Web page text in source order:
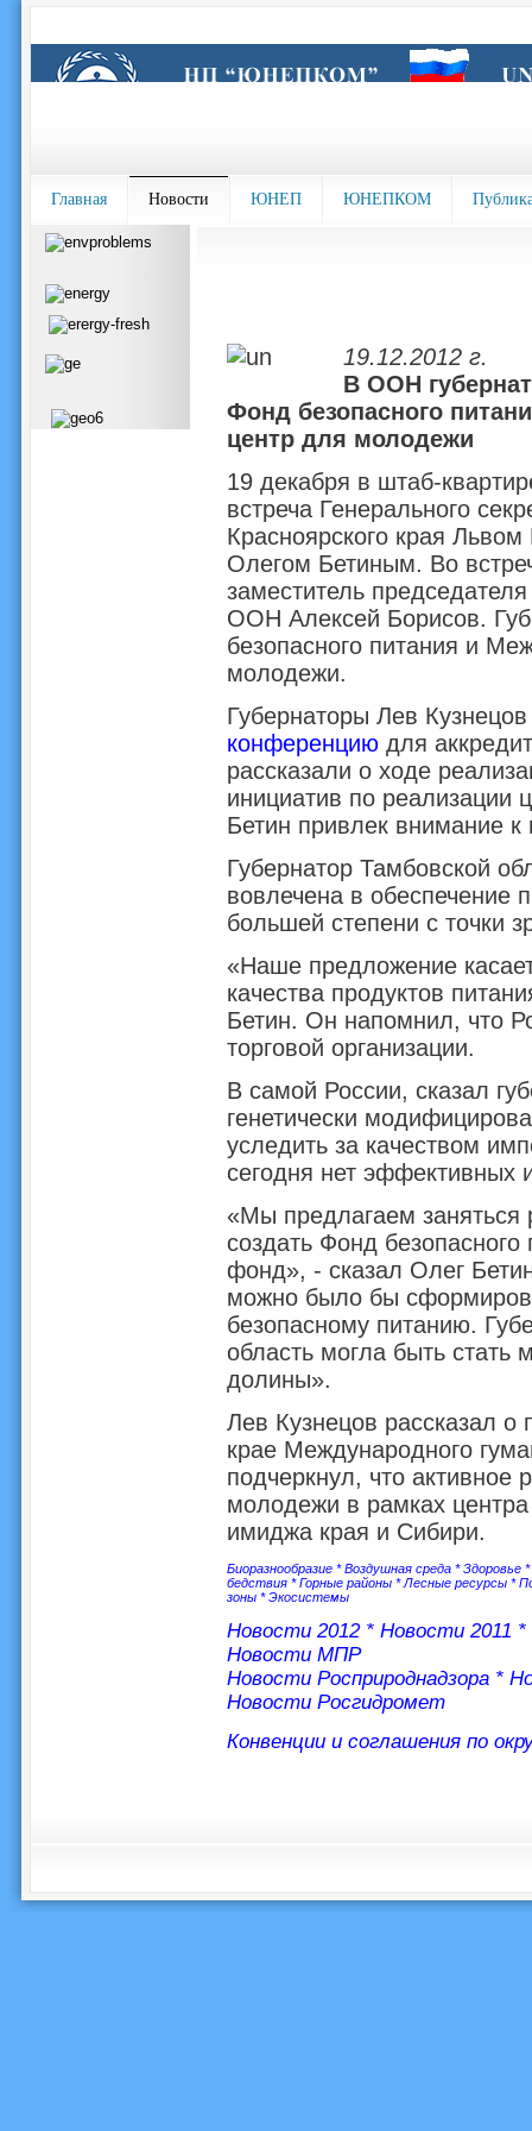
Главная Новости ЮНЕП ЮНЕПКОМ
19.12.2012 г.
В ООН
Фонд безопасного
центр для молодежи
19 декабря в штаб-
встреча Генерального
Красноярского края
Олегом Бетиным. Во
заместитель
ООН Алексей Борисов.
безопасного питания и
молодежи.
Губернаторы Лев
конференциюдля
рассказали о ходе
инициатив по реализации
Бетин привлек внимание
Губернатор Тамбовской
вовлечена в обеспечение
большей степени с точки
«Наше предложение
качества продуктов
Бетин. Он напомнил, что
торговой организации.
В самой России, сказал
генетически
уследить за качеством
сегодня нет эффективных
«Мы предлагаем
создать Фонд
фонд», - сказал Олег
можно было бы
безопасному питанию.
область могла быть стать
долины».
Лев Кузнецов рассказал о
крае Международного
подчеркнул, что активное
молодежи в рамках
имиджа края и Сибири.
Биоразнообразие *Воздушная среда *Здоровье *
бедствия *Горные районы *Лесные ресурсы *
зоны *Экосистемы
Новости 2012* Новости 2011 *
Новости МПР
Новости Росприроднадзора*
Новости Росгидромет
Конвенции и соглашения по